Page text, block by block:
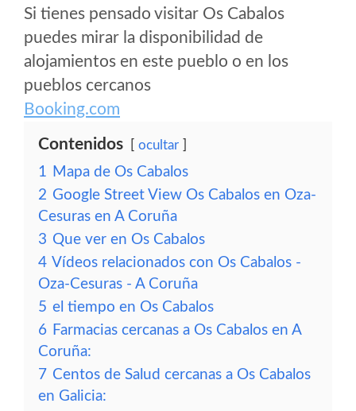
Si tienes pensado visitar Os Cabalos
puedes mirar la disponibilidad de
alojamientos en este pueblo o en los
pueblos cercanos
Booking.com
Contenidos ocultar
1 Mapa de Os Cabalos
2 Google Street View Os Cabalos en Oza-
Cesuras en A Coruña
3 Que ver en Os Cabalos
4 Vídeos relacionados con Os Cabalos -
Oza-Cesuras - A Coruña
5 el tiempo en Os Cabalos
6 Farmacias cercanas a Os Cabalos en A
Coruña:
7 Centos de Salud cercanas a Os Cabalos
en Galicia: